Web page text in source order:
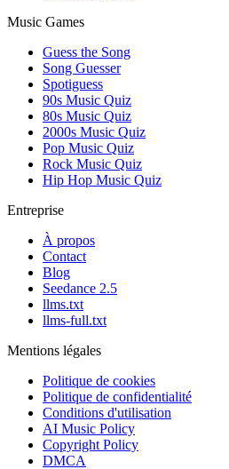
Music Games
Guess the Song
Song Guesser
Spotiguess
90s Music Quiz
80s Music Quiz
2000s Music Quiz
Pop Music Quiz
Rock Music Quiz
Hip Hop Music Quiz
Entreprise
À propos
Contact
Blog
Seedance 2.5
llms.txt
llms-full.txt
Mentions légales
Politique de cookies
Politique de confidentialité
Conditions d'utilisation
AI Music Policy
Copyright Policy
DMCA